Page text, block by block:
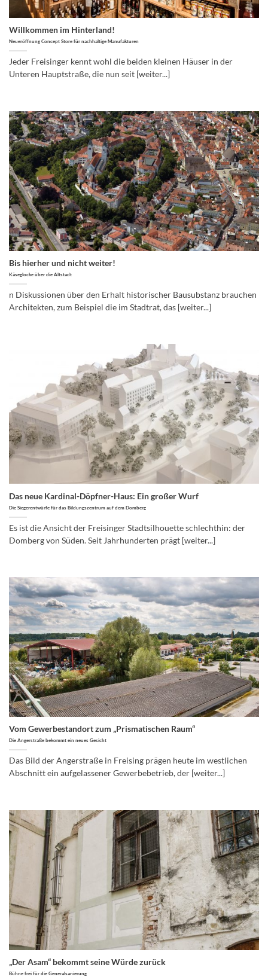
Willkommen im Hinterland!
Neueröffnung Concept Store für nachhaltige Manufakturen
Jeder Freisinger kennt wohl die beiden kleinen Häuser in der
Unteren Hauptstraße, die nun seit [weiter...]
Bis hierher und nicht weiter!
Käseglocke über die Altstadt
n Diskussionen über den Erhalt historischer Bausubstanz brauchen
Architekten, zum Beispiel die im Stadtrat, das [weiter...]
Das neue Kardinal-Döpfner-Haus: Ein großer Wurf
Die Siegerentwürfe für das Bildungszentrum auf dem Domberg
Es ist die Ansicht der Freisinger Stadtsilhouette schlechthin: der
Domberg von Süden. Seit Jahrhunderten prägt [weiter...]
Vom Gewerbestandort zum „Prismatischen Raum“
Die Angerstraße bekommt ein neues Gesicht
Das Bild der Angerstraße in Freising prägen heute im westlichen
Abschnitt ein aufgelassener Gewerbebetrieb, der [weiter...]
„Der Asam“ bekommt seine Würde zurück
Bühne frei für die Generalsanierung